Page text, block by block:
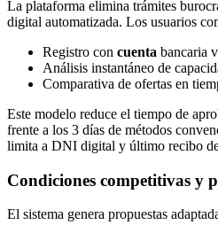
La plataforma elimina trámites
digital automatizada. Los usuarios
Registro con cuenta bancaria
Análisis instantáneo de
Comparativa de ofertas en
Este modelo reduce el tiempo de
frente a los 3 días de métodos
limita a DNI digital y último recibo
Condiciones competitivas y
El sistema genera propuestas